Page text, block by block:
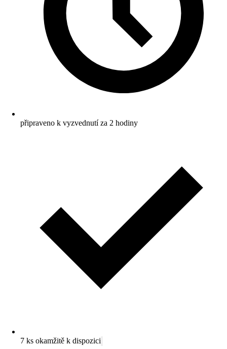
připraveno k vyzvednutí za 2 hodiny
7 ks okamžitě k dispozici